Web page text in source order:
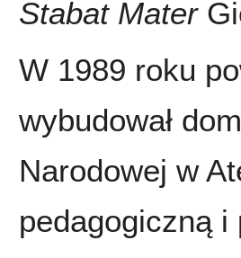
Stabat Mater
W 1989 roku
wybudował
Narodowej w
pedagogiczną i